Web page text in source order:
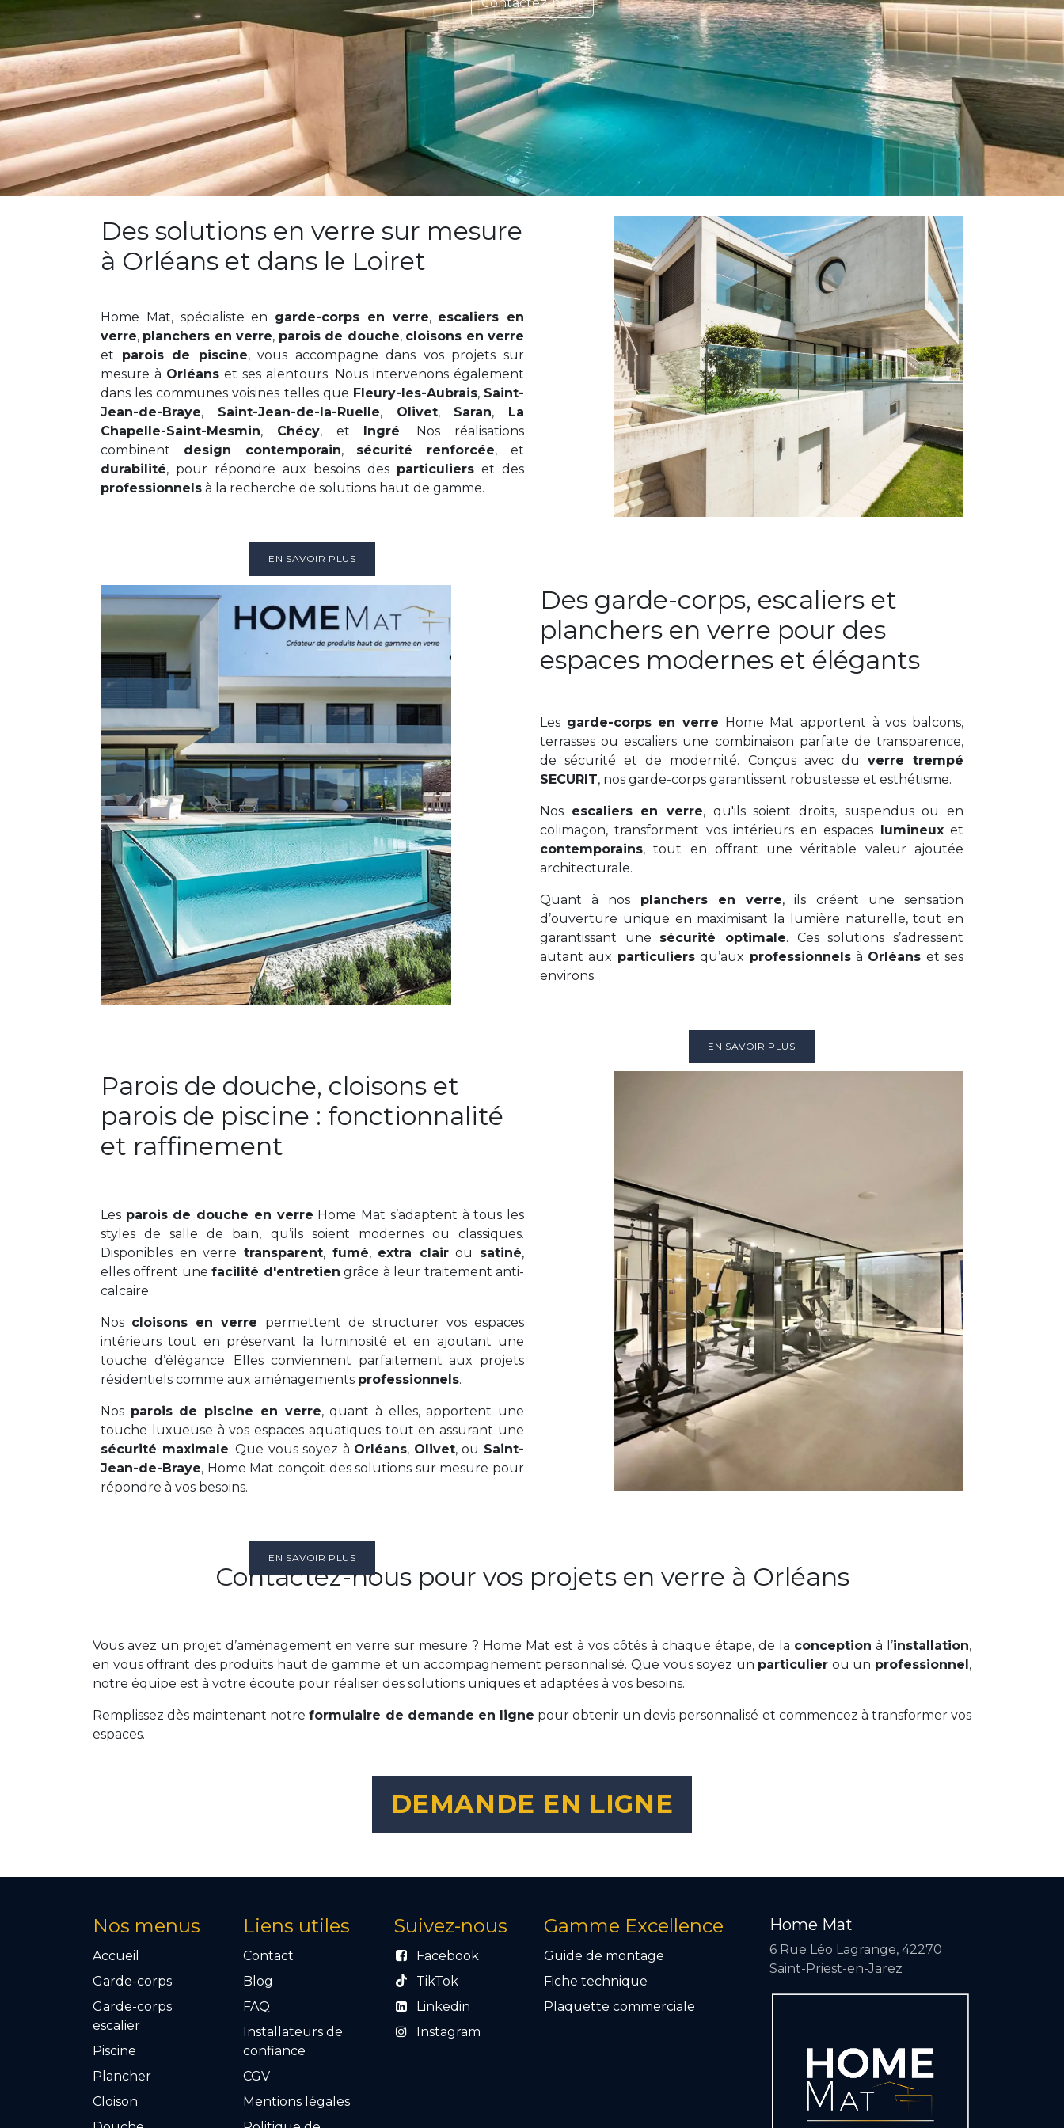
Des solutions en verre sur mesure
à Orléans et dans le Loiret
Home Mat, spécialiste en garde-corps en verre, escaliers en
verre, planchers en verre, parois de douche, cloisons en verre
et parois de piscine, vous accompagne dans vos projets sur
mesure à Orléans et ses alentours. Nous intervenons également
dans les communes voisines telles que Fleury-les-Aubrais, Saint-
Jean-de-Braye, Saint-Jean-de-la-Ruelle, Olivet, Saran, La
Chapelle-Saint-Mesmin, Chécy, et Ingré. Nos réalisations
combinent design contemporain, sécurité renforcée, et
durabilité, pour répondre aux besoins des particuliers et des
professionnels à la recherche de solutions haut de gamme.
EN SAVOIR PLUS
Des garde-corps, escaliers et
planchers en verre pour des
espaces modernes et élégants
Les garde-corps en verre Home Mat apportent à vos balcons,
terrasses ou escaliers une combinaison parfaite de transparence,
de sécurité et de modernité. Conçus avec du verre trempé
SECURIT, nos garde-corps garantissent robustesse et esthétisme.
Nos escaliers en verre, qu'ils soient droits, suspendus ou en
colimaçon, transforment vos intérieurs en espaces lumineuxet
contemporains, tout en offrant une véritable valeur ajoutée
architecturale.
Quant à nos planchers en verre, ils créent une sensation
d’ouverture unique en maximisant la lumière naturelle, tout en
garantissant une sécurité optimale. Ces solutions s’adressent
autant aux particuliersqu’aux professionnelsà Orléans et ses
environs.
EN SAVOIR PLUS
Parois de douche, cloisons et
parois de piscine : fonctionnalité
et raffinement
Les parois de douche en verre Home Mat s’adaptent à tous les
styles de salle de bain, qu’ils soient modernes ou classiques.
Disponibles en verre transparent, fumé, extra clairou satiné,
elles offrent unefacilité d'entretien grâce à leur traitement anti-
calcaire.
Nos cloisons en verre permettent de structurer vos espaces
intérieurs tout en préservant la luminosité et en ajoutant une
touche d’élégance. Elles conviennent parfaitement aux projets
résidentiels comme aux aménagements professionnels.
Nos parois de piscine en verre, quant à elles, apportent une
touche luxueuse à vos espaces aquatiques tout en assurant une
sécurité maximale. Que vous soyez à Orléans, Olivet, ou Saint-
Jean-de-Braye, Home Mat conçoit des solutions sur mesure pour
répondre à vos besoins.
EN SAVOIR PLUS
Contactez-nous pour vos projets en verre à Orléans
Vous avez un projet d’aménagement en verre sur mesure ? Home Mat est à vos côtés à chaque étape, de la conception à l’installation,
en vous offrant des produits haut de gamme et un accompagnement personnalisé. Que vous soyez un particulier ou un professionnel,
notre équipe est à votre écoute pour réaliser des solutions uniques et adaptées à vos besoins.
Remplissez dès maintenant notreformulaire de demande en ligne pour obtenir un devis personnalisé et commencez à transformer vos
espaces.
DEMANDE EN LIGNE
Nos menus
Accueil
Garde-corps
Garde-corps
escalier
Piscine
Plancher
Cloison
Liens utiles
Contact
Blog
FAQ
Installateurs de
confiance
CGV
Mention​s légales
Suivez-nous
Facebook
TikTok
Linkedin
Instagram
Gamme Excellence
Guide de montage
Fiche technique
Plaquette commercial e
Home Mat
6 Rue Léo Lagrange, 42270
Saint-Priest-en-Jarez